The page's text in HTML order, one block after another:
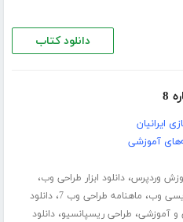
دانلود کتاب
8
ایرانیان
آموزشی
وردپرس،دانلود ابزار طراحی وب،
وب، ماهنامه طراحی وب 7 ،دانلود
و آموزشی، طراحی ریسپانسیو،دانلود